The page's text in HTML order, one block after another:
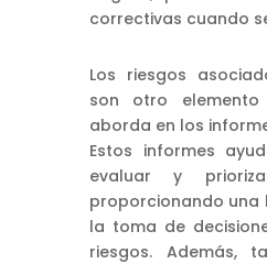
correctivas cuando
Los riesgos
son otro
aborda en los
Estos informes
evaluar y
proporcionando una
la toma de
riesgos. Además,